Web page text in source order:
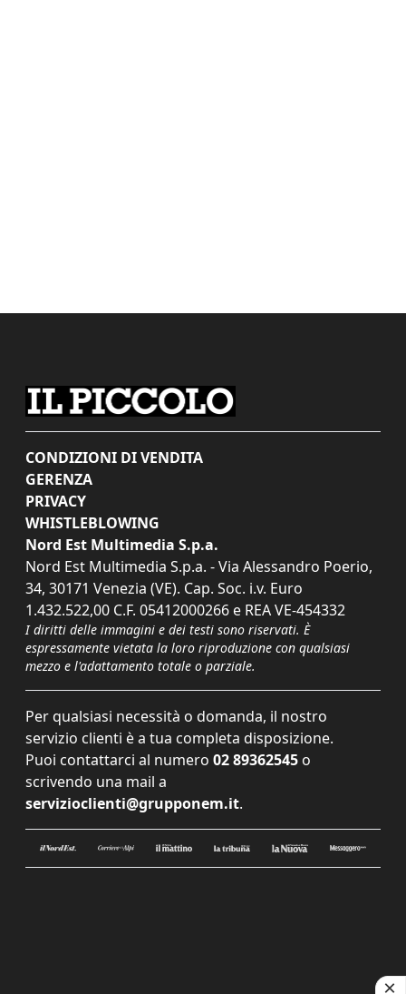
CONDIZIONI DI VENDITA
GERENZA
PRIVACY
WHISTLEBLOWING
Nord Est Multimedia S.p.a.
Nord Est Multimedia S.p.a. - Via Alessandro Poerio,
34, 30171 Venezia (VE). Cap. Soc. i.v. Euro
1.432.522,00 C.F. 05412000266 e REA VE-454332
I diritti delle immagini e dei testi sono riservati. È
espressamente vietata la loro riproduzione con qualsiasi
mezzo e l'adattamento totale o parziale.
Per qualsiasi necessità o domanda, il nostro
servizio clienti è a tua completa disposizione.
Puoi contattarci al numero 02 89362545 o
scrivendo una mail a
servizioclienti@grupponem.it.